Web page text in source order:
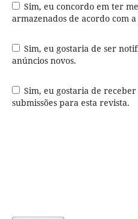
Sim, eu concordo em ter meus dados coletados e
armazenados de acordo com a
Sim, eu gostaria de ser notificado(a) de publicações e
anúncios novos.
Sim, eu gostaria de receber solicitações para avaliar
submissões para esta revista.